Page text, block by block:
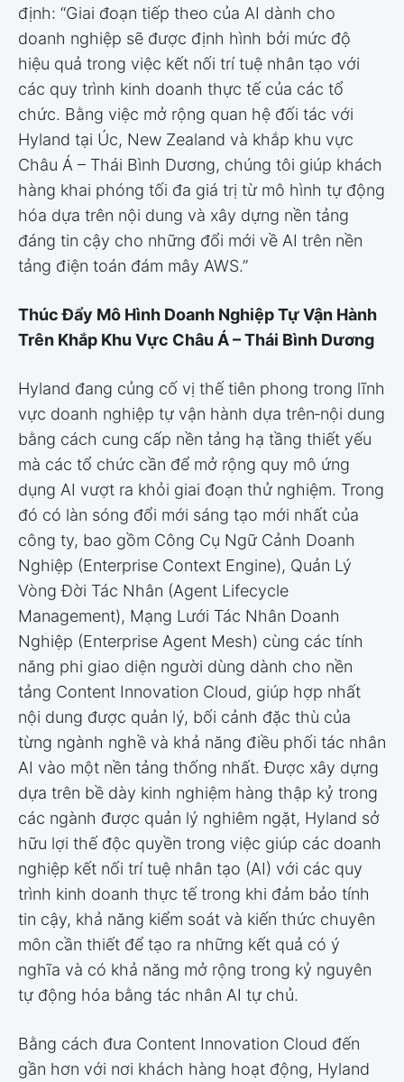
định: “Giai đoạn tiếp theo của AI dành cho
doanh nghiệp sẽ được định hình bởi mức độ
hiệu quả trong việc kết nối trí tuệ nhân tạo với
các quy trình kinh doanh thực tế của các tổ
chức. Bằng việc mở rộng quan hệ đối tác với
Hyland tại Úc, New Zealand và khắp khu vực
Châu Á – Thái Bình Dương, chúng tôi giúp khách
hàng khai phóng tối đa giá trị từ mô hình tự động
hóa dựa trên nội dung và xây dựng nền tảng
đáng tin cậy cho những đổi mới về AI trên nền
tảng điện toán đám mây AWS.”
Thúc Đẩy Mô Hình Doanh Nghiệp Tự Vận Hành
Trên Khắp Khu Vực Châu Á – Thái Bình Dương
Hyland đang củng cố vị thế tiên phong trong lĩnh
vực doanh nghiệp tự vận hành dựa trên‑nội dung
bằng cách cung cấp nền tảng hạ tầng thiết yếu
mà các tổ chức cần để mở rộng quy mô ứng
dụng AI vượt ra khỏi giai đoạn thử nghiệm. Trong
đó có làn sóng đổi mới sáng tạo mới nhất của
công ty, bao gồm Công Cụ Ngữ Cảnh Doanh
Nghiệp (Enterprise Context Engine), Quản Lý
Vòng Đời Tác Nhân (Agent Lifecycle
Management), Mạng Lưới Tác Nhân Doanh
Nghiệp (Enterprise Agent Mesh) cùng các tính
năng phi giao diện người dùng dành cho nền
tảng Content Innovation Cloud, giúp hợp nhất
nội dung được quản lý, bối cảnh đặc thù của
từng ngành nghề và khả năng điều phối tác nhân
AI vào một nền tảng thống nhất. Được xây dựng
dựa trên bề dày kinh nghiệm hàng thập kỷ trong
các ngành được quản lý nghiêm ngặt, Hyland sở
hữu lợi thế độc quyền trong việc giúp các doanh
nghiệp kết nối trí tuệ nhân tạo (AI) với các quy
trình kinh doanh thực tế trong khi đảm bảo tính
tin cậy, khả năng kiểm soát và kiến thức chuyên
môn cần thiết để tạo ra những kết quả có ý
nghĩa và có khả năng mở rộng trong kỷ nguyên
tự động hóa bằng tác nhân AI tự chủ.
Bằng cách đưa Content Innovation Cloud đến
gần hơn với nơi khách hàng hoạt động, Hyland